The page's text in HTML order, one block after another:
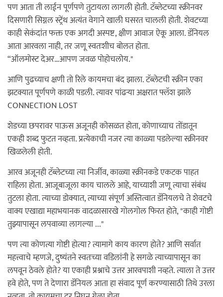
पण आता ती लाईन पूर्णपणे तुटायला लागली होती. टॅब्लेटच्या स्क्रीनवर
दिसणारी सिग्नल स्ट्रेंथ अत्यंत वेगाने खाली घसरत चालली होती. शेवटच्या
काही सेकंदांत फक्त एक अगदी अस्पष्ट, क्षीण आवाज ऐकू आला. डॅनियल
आता आरवला नाही, तर जणू स्वतःशीच बोलत होता.
“ऑलमोस्ट देअर…आपण जवळ पोहोचलोय."
आणि पुढच्याच क्षणी तो रिले कायमचा बंद झाला. टॅब्लेटची स्क्रीन एका
झटक्यात पूर्णपणे काळी पडली. त्यावर पांढऱ्या अक्षरात फ्लॅश झाले
CONNECTION LOST
शेडच्या छपरावर पाऊस अजूनही कोसळत होता, कोणाच्याच तोंडातून
एकही शब्द फुटत नव्हता. प्रत्येकाची नजर त्या काळ्या पडलेल्या स्क्रीनवर
खिळलेली होती.
आरव अजूनही टॅब्लेटच्या त्या निर्जीव, काळ्या स्क्रीनकडे एकटक पाहत
राहिला होता. आजूबाजूला काय चालले आहे, याच्याशी जणू त्याचा संबंध
तुटला होता. त्याच्या डोक्यात, त्याच्या संपूर्ण अस्तित्वात डॅनियलचे ते शेवटचे
वाक्य एखाद्या महाभयानक वादळासारखे गोलगोल फिरत होते, "काही गोष्टी
तुझ्यापासून लपवाव्या लागल्या ..."
पण त्या कोणत्या गोष्टी होत्या? त्यामागे काय कारण होते? आणि सर्वात
महत्त्वाचे म्हणजे, दुष्यंतने स्वतःच्या वडिलांनी हे सगळे त्याच्यापासून का
लपवून ठेवले होते? या एकाही प्रश्नाचे उत्तर आरवपाशी नव्हते. त्याला ते उत्तर
हवे होते, पण ते देणारा डॅनियल आता हा संवाद पूर्ण करण्यासाठी तिथे उरला